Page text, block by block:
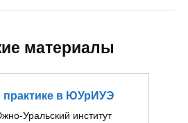
материалы
практике в ЮУрИУЭ
Уральский институт